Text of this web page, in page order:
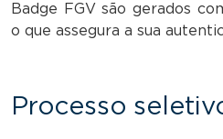
Badge FGV são gerados
o que assegura a sua
Processo